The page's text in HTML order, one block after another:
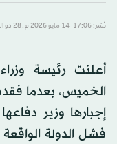
نُشر: 17:06-14 مايو 2026 م ـ 28 ذو القِعدة 1447 هـ
أعلنت رئيسة وزراء
الخميس، بعدما
إجبارها وزير
فشل الدولة